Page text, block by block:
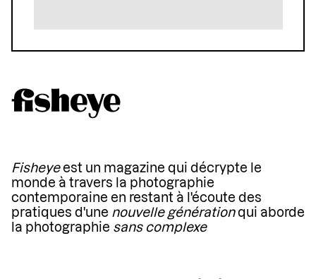
Fisheyeest un magazine qui décrypte le
monde à travers la photographie
contemporaine en restant à l'écoute des
pratiques d'une nouvelle générationqui aborde
la photographie sans complexe